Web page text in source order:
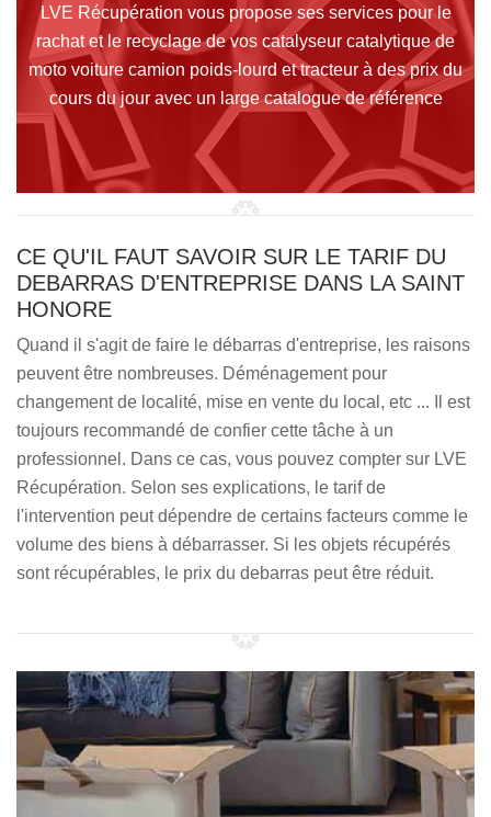
LVE Récupération vous propose ses services pour le
rachat et le recyclage de vos catalyseur catalytique de
moto voiture camion poids-lourd et tracteur à des prix du
cours du jour avec un large catalogue de référence
CE QU'IL FAUT SAVOIR SUR LE TARIF DU
DEBARRAS D'ENTREPRISE DANS LA SAINT
HONORE
Quand il s'agit de faire le débarras d'entreprise, les raisons
peuvent être nombreuses. Déménagement pour
changement de localité, mise en vente du local, etc ... Il est
toujours recommandé de confier cette tâche à un
professionnel. Dans ce cas, vous pouvez compter sur LVE
Récupération. Selon ses explications, le tarif de
l'intervention peut dépendre de certains facteurs comme le
volume des biens à débarrasser. Si les objets récupérés
sont récupérables, le prix du debarras peut être réduit.